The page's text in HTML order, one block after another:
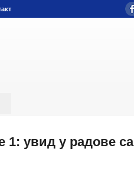
1: увид у радове са